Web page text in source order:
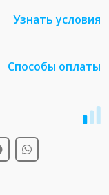
Узнать условия
Способы оплаты